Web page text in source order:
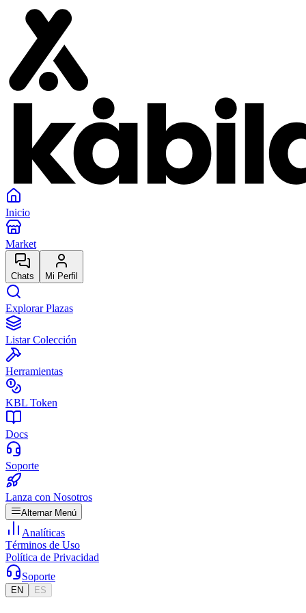
Inicio
Market
Chats Mi Perfil
Explorar Plazas
Listar Colección
Herramientas
KBL Token
Docs
Soporte
Lanza con Nosotros
Alternar Menú
Analíticas
Términos de Uso
Política de Privacidad
Soporte
EN ES